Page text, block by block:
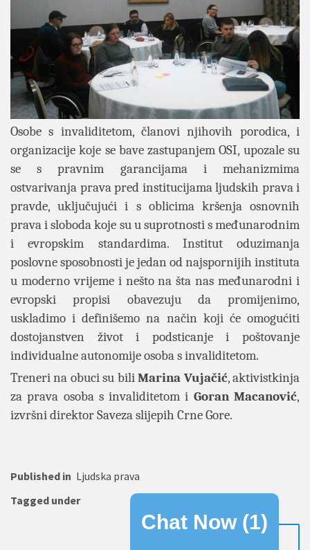
Osobe s invaliditetom, članovi njihovih porodica, i
organizacije koje se bave zastupanjem OSI, upozale su
se s pravnim garancijama i mehanizmima
ostvarivanja prava pred institucijama ljudskih prava i
pravde, uključujući i s oblicima kršenja osnovnih
prava i sloboda koje su u suprotnosti s međunarodnim
i evropskim standardima. Institut oduzimanja
poslovne sposobnosti je jedan od najspornijih instituta
u moderno vrijeme i nešto na šta nas međunarodni i
evropski propisi obavezuju da promijenimo,
uskladimo i definišemo na način koji će omogućiti
dostojanstven život i podsticanje i poštovanje
individualne autonomije osoba s invaliditetom.
Treneri na obuci su biliMarina Vujačić, aktivistkinja
za prava osoba s invaliditetom i Goran Macanović,
izvršni direktor Saveza slijepih Crne Gore.
Published in Ljudska prava
Tagged under
OPŠIRNIJE..
Chat Now (1)